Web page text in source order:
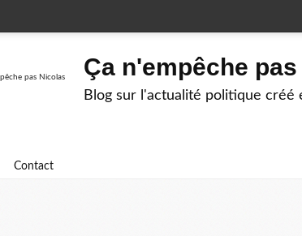
Ça n'empêche
Blog sur l'actualité politique créé
Contact